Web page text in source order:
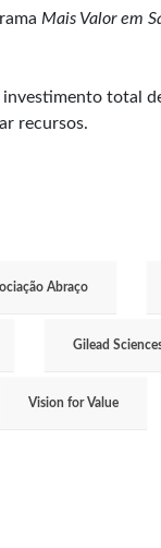
Mais Valor em
total
recursos.
Abraço
Gilead
Vision for Value